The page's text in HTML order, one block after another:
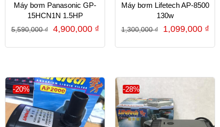
Máy bơm Panasonic GP-
15HCN1N 1.5HP
5,590,000₫ 4,900,000 ₫
Máy bơm Lifetech AP-8500
130w
1,300,000₫ 1,099,000 ₫
-20% -28%